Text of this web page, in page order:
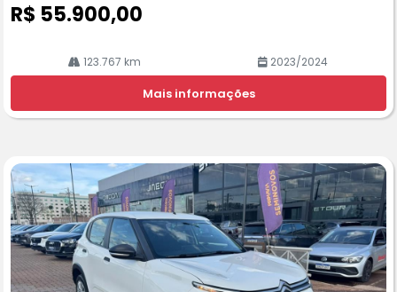
R$ 55.900,00
123.767 km 2023/2024
Mais informações